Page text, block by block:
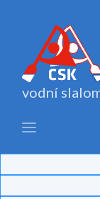
vodní